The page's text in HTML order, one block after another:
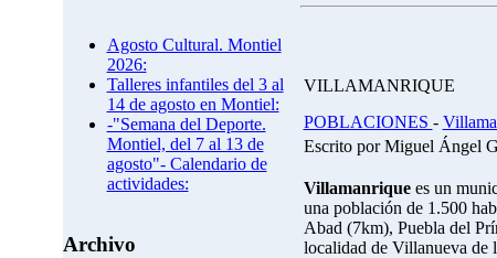
Agosto Cultural. Montiel
2026:
Talleres infantiles del 3 al
14 de agosto en Montiel:
-"Semana del Deporte.
Montiel, del 7 al 13 de
agosto"- Calendario de
actividades:
Archivo
VILLAMANRIQUE
POBLACIONES -
Escrito por Miguel Ángel
Villamanriquees un
una población de 1.500
Abad (7km), Puebla del
localidad de Villanueva de